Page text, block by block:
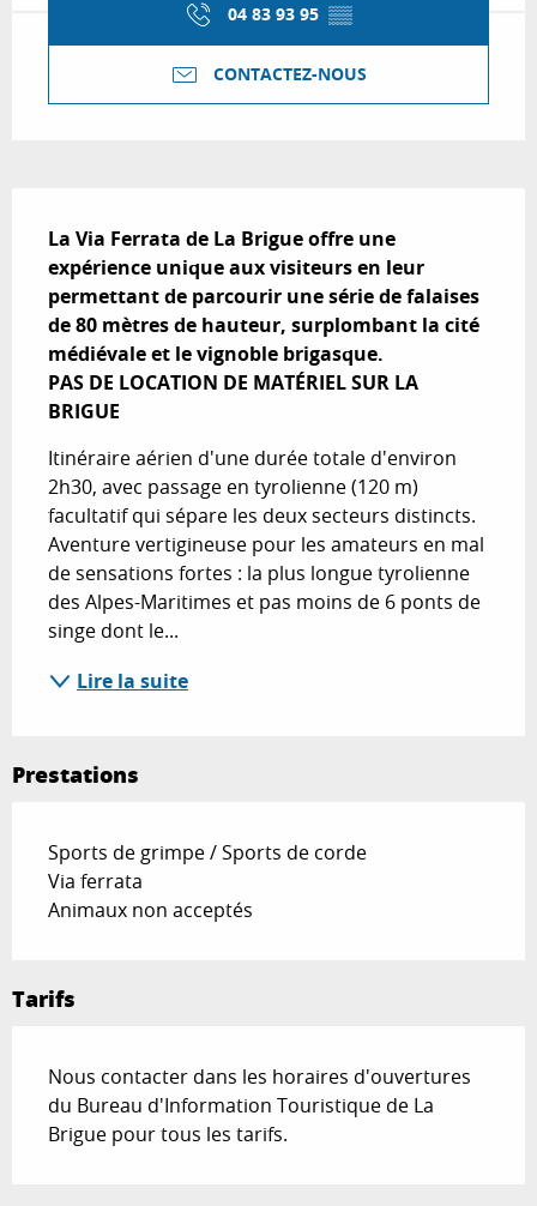
04 83 93 95 ▒▒
CONTACTEZ-NOUS
La Via Ferrata de La Brigue offre une
expérience unique aux visiteurs en leur
permettant de parcourir une série de falaises
de 80 mètres de hauteur, surplombant la cité
médiévale et le vignoble brigasque.
PAS DE LOCATION DE MATÉRIEL SUR LA
BRIGUE
Itinéraire aérien d'une durée totale d'environ
2h30, avec passage en tyrolienne (120 m)
facultatif qui sépare les deux secteurs distincts.
Aventure vertigineuse pour les amateurs en mal
de sensations fortes : la plus longue tyrolienne
des Alpes-Maritimes et pas moins de 6 ponts de
singe dont le...
Lire la suite
Prestations
Sports de grimpe / Sports de corde
Via ferrata
Animaux non acceptés
Tarifs
Nous contacter dans les horaires d'ouvertures
du Bureau d'Information Touristique de La
Brigue pour tous les tarifs.